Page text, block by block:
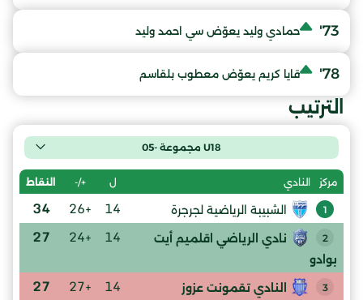
73' حمادي وليد يعوّض سي احمد وليد
78' قايا كريم يعوّض معطوب بلقاسم
الترتيب
U18 مجموعة -05
مركز النادي ل +/- النقاط
1 الشبيبة الرياضية لجرجرة 14
+26
34
2
نادي الرياضي اقلميم أيت
بوادو
14
+24
27
3 النادي تقمونت عزوز 14
+27
27